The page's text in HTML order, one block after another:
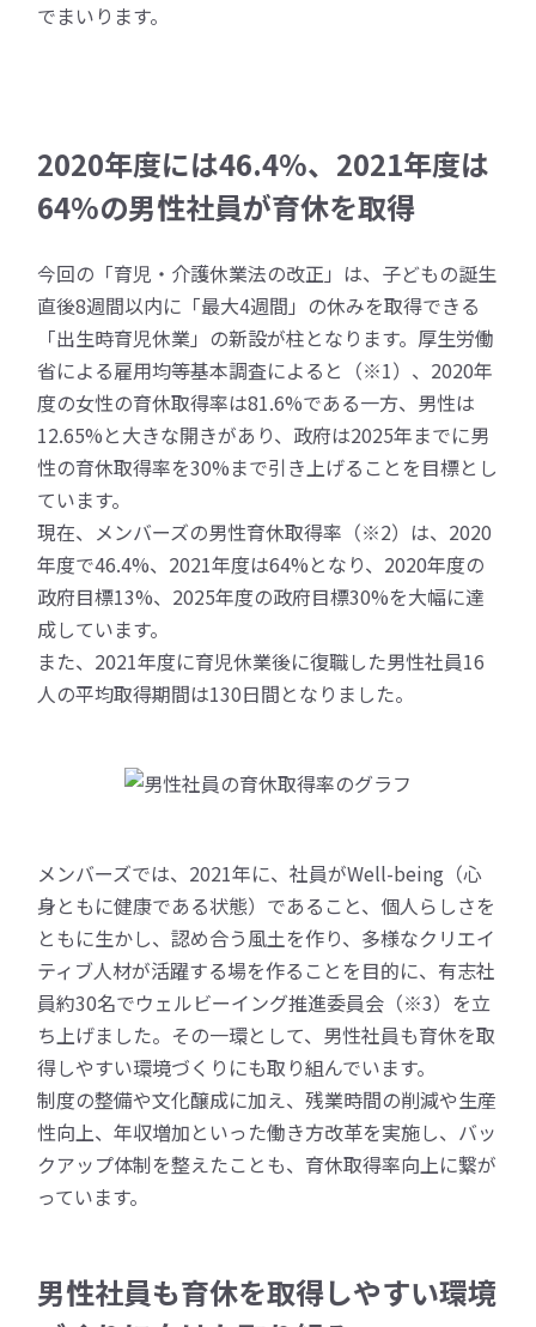
でまいります。
2020年度には46.4%、2021年度は
64%の男性社員が育休を取得
今回の「育児・介護休業法の改正」は、子どもの誕生
直後8週間以内に「最大4週間」の休みを取得できる
「出生時育児休業」の新設が柱となります。厚生労働
省による雇用均等基本調査によると（※1）、2020年
度の女性の育休取得率は81.6%である一方、男性は
12.65%と大きな開きがあり、政府は2025年までに男
性の育休取得率を30%まで引き上げることを目標とし
ています。
現在、メンバーズの男性育休取得率（※2）は、2020
年度で46.4%、2021年度は64%となり、2020年度の
政府目標13%、2025年度の政府目標30%を大幅に達
成しています。
また、2021年度に育児休業後に復職した男性社員16
人の平均取得期間は130日間となりました。
メンバーズでは、2021年に、社員がWell-being（心
身ともに健康である状態）であること、個人らしさを
ともに生かし、認め合う風土を作り、多様なクリエイ
ティブ人材が活躍する場を作ることを目的に、有志社
員約30名でウェルビーイング推進委員会（※3）を立
ち上げました。その一環として、男性社員も育休を取
得しやすい環境づくりにも取り組んでいます。
制度の整備や文化醸成に加え、残業時間の削減や生産
性向上、年収増加といった働き方改革を実施し、バッ
クアップ体制を整えたことも、育休取得率向上に繋が
っています。
男性社員も育休を取得しやすい環境